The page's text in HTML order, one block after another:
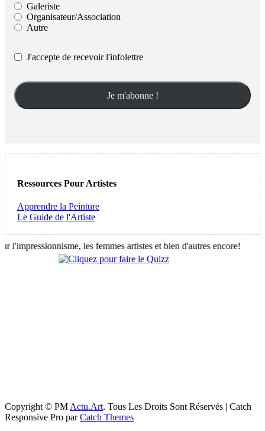
Galeriste
Organisateur/Association
Autre
J'accepte de recevoir l'infolettre
Ressources Pour Artistes
Apprendre la Peinture
Le Guide de l'Artiste
les femmes artistes et bien d'autres encore!
Copyright © PM Actu.Art. Tous Les Droits Sont Réservés | Catch
Responsive Pro parCatch Themes